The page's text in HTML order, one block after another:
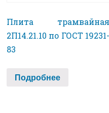
Плита трамвайная
2П14.21.10 по ГОСТ 19231-
83
Подробнее